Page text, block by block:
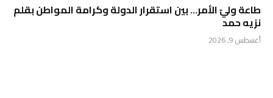
طاعة وليّ الأمر… بين استقرار الدولة وكرامة المواطن بقلم
نزيه حمد
أغسطس 9, 2026